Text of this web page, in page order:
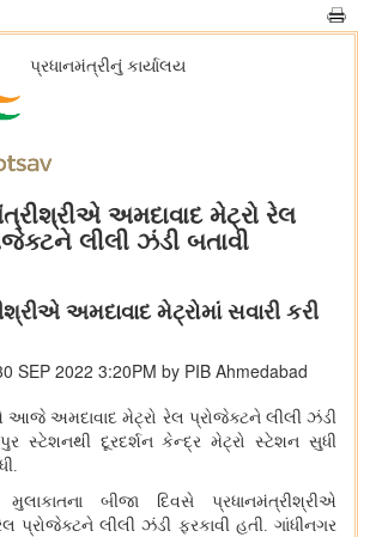
પ્રધાનમંત્રીનું કાર્યાલય
અમદાવાદ મેટ્રો રેલ
લીલી ઝંડી બતાવી
અમદાવાદ મેટ્રોમાં સવારી કરી
30 SEP 2022 3:20PM by PIB Ahmedabad
​​અમદાવાદ મેટ્રો રેલ પ્રોજેક્ટને લીલી ઝંડી
સ્ટેશનથી દૂરદર્શન કેન્દ્ર મેટ્રો સ્ટેશન સુધી
મુલાકાતના બીજા દિવસે પ્રધાનમંત્રીશ્રીએ
પ્રોજેક્ટને લીલી ઝંડી ફરકાવી હતી. ગાંધીનગર